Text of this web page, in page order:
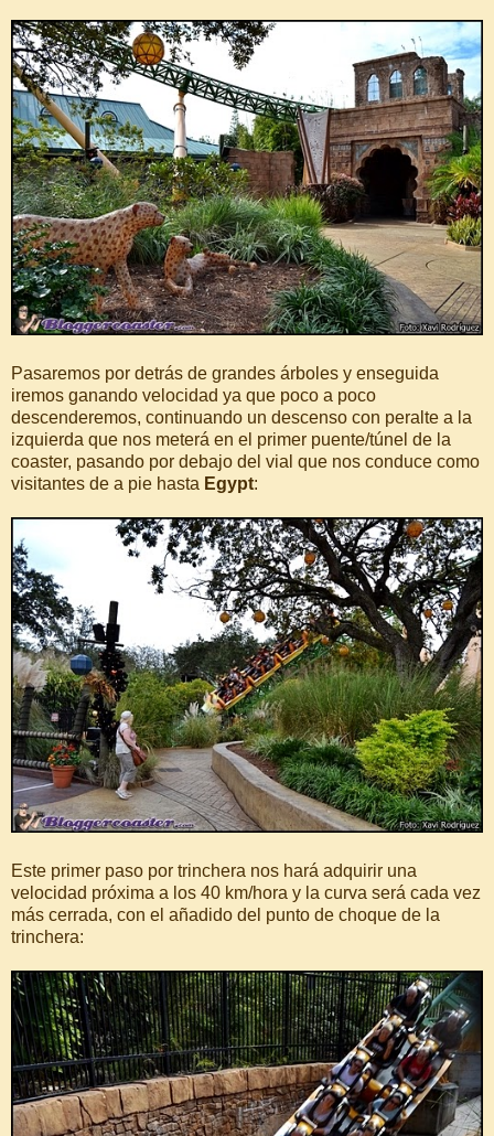
Pasaremos por detrás de grandes árboles y enseguida
iremos ganando velocidad ya que poco a poco
descenderemos, continuando un descenso con peralte a la
izquierda que nos meterá en el primer puente/túnel de la
coaster, pasando por debajo del vial que nos conduce como
visitantes de a pie hasta Egypt:
Este primer paso por trinchera nos hará adquirir una
velocidad próxima a los 40 km/hora y la curva será cada vez
más cerrada, con el añadido del punto de choque de la
trinchera: